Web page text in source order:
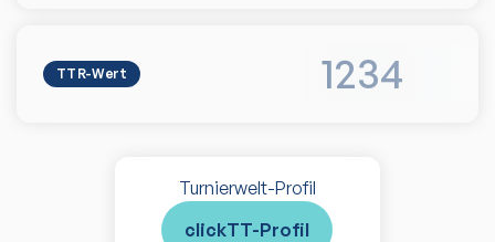
TTR-Wert 1234
Turnierwelt-Profil
clickTT-Profil